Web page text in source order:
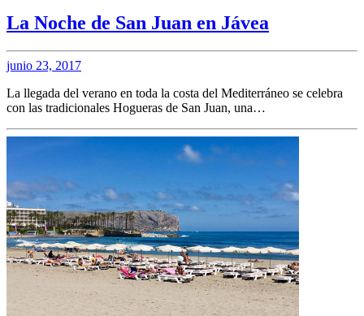
La Noche de San Juan en Jávea
junio 23, 2017
La llegada del verano en toda la costa del Mediterráneo se celebra
con las tradicionales Hogueras de San Juan, una…